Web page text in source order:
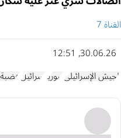
القناة 7
30.06.26, 12:51
الجيش الإسرائيلي سوريا إسرائيل